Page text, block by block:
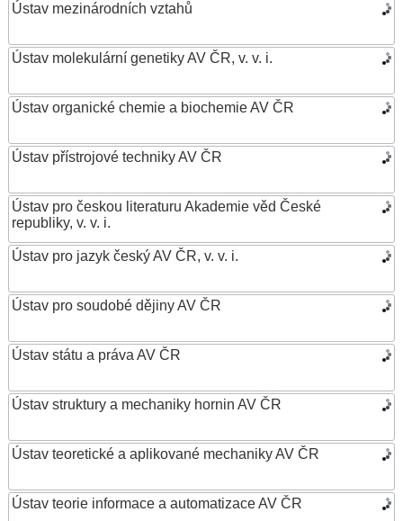
Ústav mezinárodních vztahů
Ústav molekulární genetiky AV ČR, v. v. i.
Ústav organické chemie a biochemie AV ČR
Ústav přístrojové techniky AV ČR
Ústav pro českou literaturu Akademie věd České
republiky, v. v. i.
Ústav pro jazyk český AV ČR, v. v. i.
Ústav pro soudobé dějiny AV ČR
Ústav státu a práva AV ČR
Ústav struktury a mechaniky hornin AV ČR
Ústav teoretické a aplikované mechaniky AV ČR
Ústav teorie informace a automatizace AV ČR